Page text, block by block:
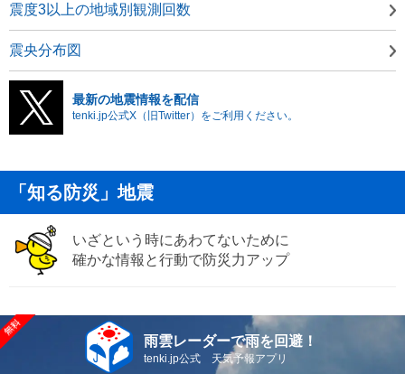
震度3以上の地域別観測回数
震央分布図
最新の地震情報を配信
tenki.jp公式X（旧Twitter）をご利用ください。
「知る防災」地震
いざという時にあわてないために
確かな情報と行動で防災力アップ
雨雲レーダーで雨を回避！
tenki.jp公式 天気予報アプリ